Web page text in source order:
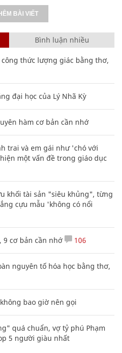
BÀI VIẾT
Bình luận nhiều
thức lượng giác bằng thơ,
đại học của Lý Nhã Kỳ
hàm cơ bản cần nhớ
trai và em gái như 'chó với
một vấn đề trong giáo dục
khối tài sản "siêu khủng", từng
cựu mẫu 'không có nổi
9 cơ bản cần nhớ 106
nguyên tố hóa học bằng thơ,
bao giờ nên gọi
quá chuẩn, vợ tỷ phú Phạm
5 người giàu nhất